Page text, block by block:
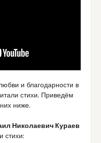
и благодарности в
стихи. Приведём
ниже.
Николаевич Кураев
стихи: